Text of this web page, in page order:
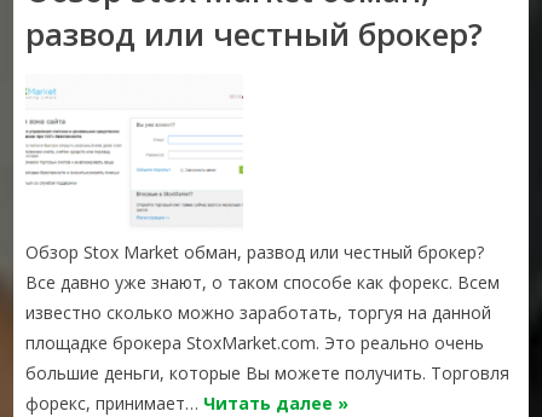
развод или честный брокер?
Обзор Stox Market обман, развод или честный брокер?
Все давно уже знают, о таком способе как форекс. Всем
известно сколько можно заработать, торгуя на данной
площадке брокера StoxMarket.com. Это реально очень
большие деньги, которые Вы можете получить. Торговля
форекс, принимает… Читать далее »